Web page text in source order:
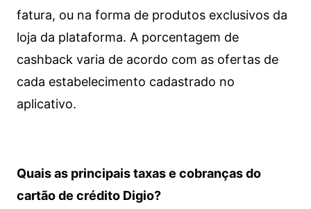
fatura, ou na forma de produtos exclusivos da
loja da plataforma. A porcentagem de
cashback varia de acordo com as ofertas de
cada estabelecimento cadastrado no
aplicativo.
Quais as principais taxas e cobranças do
cartão de crédito Digio?